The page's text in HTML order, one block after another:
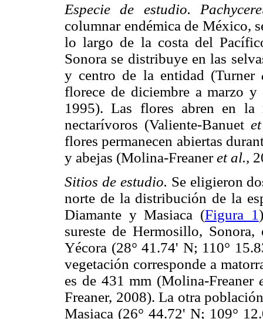
Especie de estudio.
columnar endémica de México,
lo largo de la costa del
Sonora se distribuye en las
y centro de la entidad (Turner
florece de diciembre a marzo
1995). Las flores abren en la
nectarívoros (Valiente-Banuet et
flores permanecen abiertas
y abejas (Molina-Freaneret al.,
Sitios de estudio. Se eligieron
norte de la distribución de la
Diamante y Masiaca (Figura 1
sureste de Hermosillo,
Yécora (28° 41.74' N; 110°
vegetación corresponde a
es de 431 mm (Molina-Freaner
Freaner, 2008). La otra
Masiaca (26° 44.72' N; 109°